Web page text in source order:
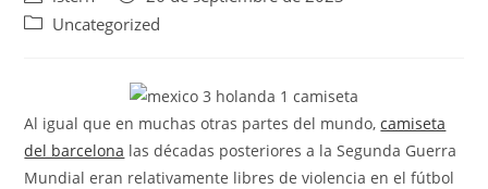
de
de
Categoría
Uncategorized
Al igual que en muchas otras partes del mundo,camiseta
del barcelona las décadas posteriores a la Segunda Guerra
Mundial eran relativamente libres de violencia en el fútbol